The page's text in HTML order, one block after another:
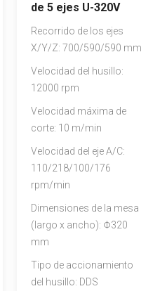
de 5 ejes U-320V
Recorrido de los ejes
X/Y/Z: 700/590/590 mm
Velocidad del husillo:
12000 rpm
Velocidad máxima de
corte: 10 m/min
Velocidad del eje A/C:
110/218/100/176
rpm/min
Dimensiones de la mesa
(largo x ancho): Φ320
mm
Tipo de accionamiento
del husillo: DDS